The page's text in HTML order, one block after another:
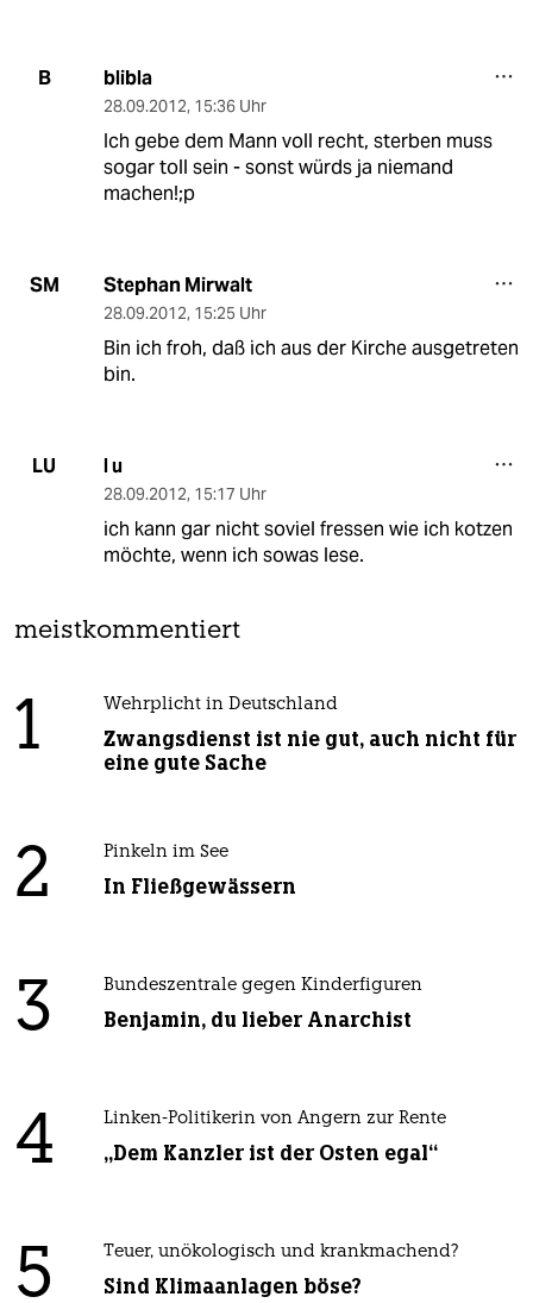
B blibla
28.09.2012, 15:36 Uhr
Ich gebe dem Mann voll recht, sterben muss
sogar toll sein - sonst würds ja niemand
machen!;p
SM Stephan Mirwalt
28.09.2012, 15:25 Uhr
Bin ich froh, daß ich aus der Kirche ausgetreten
bin.
LU l u
28.09.2012, 15:17 Uhr
ich kann gar nicht soviel fressen wie ich kotzen
möchte, wenn ich sowas lese.
meistkommentiert
1 Wehrplicht in Deutschland
Zwangsdienst ist nie gut, auch nicht für
eine gute Sache
2 Pinkeln im See
In Fließgewässern
3 Bundeszentrale gegen Kinderfiguren
Benjamin, du lieber Anarchist
4 Linken-Politikerin von Angern zur Rente
„Dem Kanzler ist der Osten egal“
5 Teuer, unökologisch und krankmachend?
Sind Klimaanlagen böse?